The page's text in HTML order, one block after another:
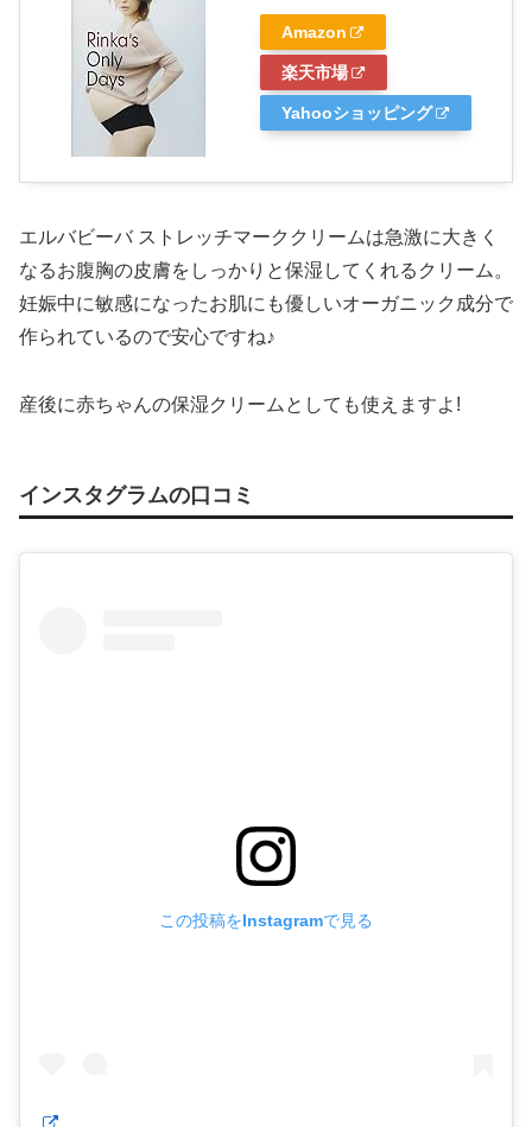
Amazon
楽天市場
Yahooショッピング
エルバビーバ ストレッチマーククリームは急激に大きく
なるお腹胸の皮膚をしっかりと保湿してくれるクリーム。
妊娠中に敏感になったお肌にも優しいオーガニック成分で
作られているので安心ですね♪
産後に赤ちゃんの保湿クリームとしても使えますよ!
インスタグラムの口コミ
この投稿をInstagramで見る